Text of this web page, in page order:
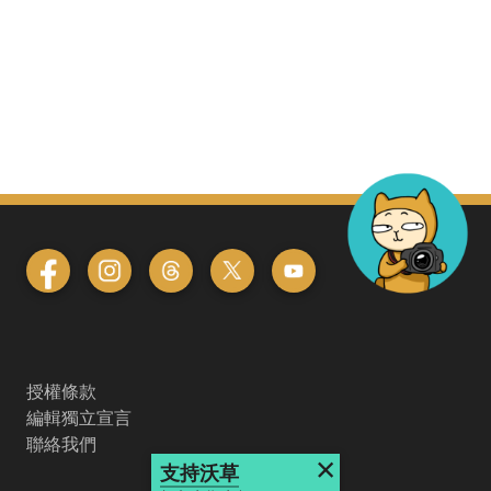
授權條款
編輯獨立宣言
聯絡我們
支持沃草 ×